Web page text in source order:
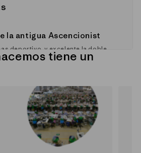
la antigua Ascencionist
deportivo, y excelente la doble
gorro hacen una excelente
tormentosos" tiene un